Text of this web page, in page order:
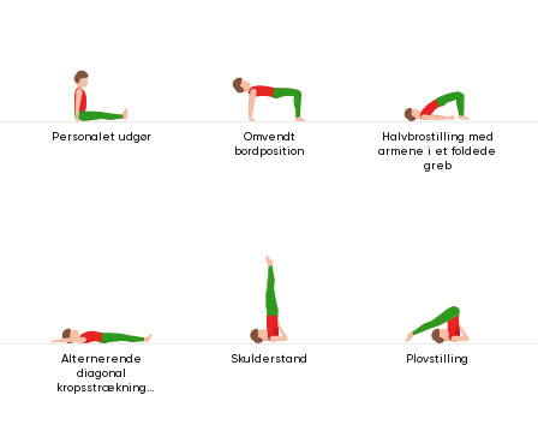
Personalet udgør
Omvendt
bordposition
Halvbrostilling med
armene i et foldede
greb
Alternerende
diagonal
kropsstrækning
Skulderstand Plovstilling